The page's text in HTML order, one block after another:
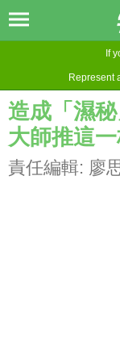
If
Represent
造成「濕
大師推這
責任編輯: 廖